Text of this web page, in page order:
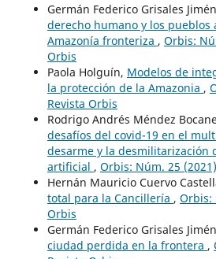
Germán Federico Grisales
derecho humano y los pueblos
Amazonía fronteriza , Orbis:
Orbis
Paola Holguín, Modelos de
la protección de la Amazonia ,
Revista Orbis
Rodrigo Andrés Méndez
desafíos del covid-19 en el
desarme y la desmilitarización
artificial , Orbis: Núm. 25
Hernán Mauricio Cuervo
total para la Cancillería , Orbis:
Orbis
Germán Federico Grisales
ciudad perdida en la frontera ,